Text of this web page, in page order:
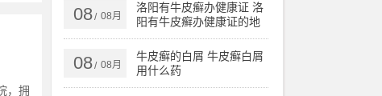
，拥
08/ 08月
洛阳有牛皮癣办健康证 洛
阳有牛皮癣办健康证的地
方吗
08/ 08月
牛皮癣的白屑 牛皮癣白屑
用什么药